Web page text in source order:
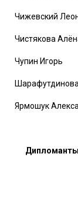
Чижевский
Чистякова
Чупин
Ярмошук
Дипломанты